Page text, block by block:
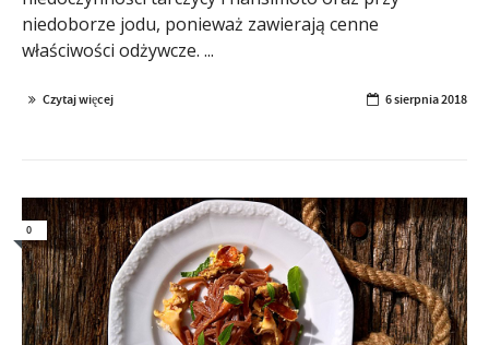
niedoborze jodu, ponieważ zawierają cenne
właściwości odżywcze. ...
Czytaj więcej 6 sierpnia 2018
0